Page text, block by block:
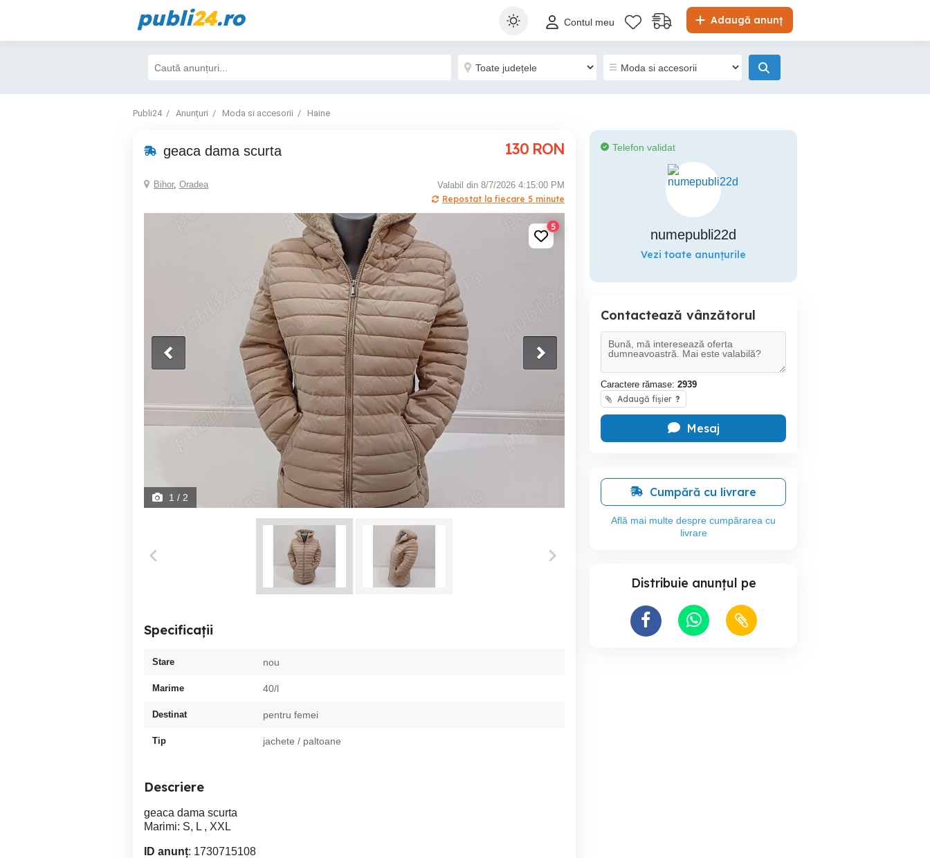
publi24.ro Adaugă anunț
Contul meu
Publi24 Anunțuri Moda si accesorii Haine
geaca dama scurta 130 RON
Bihor, Oradea
Valabil din 8/7/2026 4:15:00 PM
Repostat la fiecare 5 minute
5
1 / 2
Specificații
Stare nou
Marime 40/l
Destinat pentru femei
Tip jachete / paltoane
Descriere
geaca dama scurta
Marimi: S, L , XXL
ID anunț: 1730715108
Telefon validat
numepubli22d
Vezi toate anunțurile
Contactează vânzătorul
Caractere rămase: 2939
Adaugă fișier ?
Mesaj
Cumpără cu livrare
Află mai multe despre cumpărarea cu
livrare
Distribuie anunțul pe